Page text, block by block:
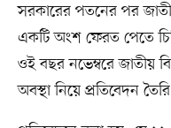
সরকারের পতনের পর
একটি অংশ ফেরত পেতে
ওই বছর নভেম্বরে জাতীয়
অবস্থা নিয়ে প্রতিবেদন